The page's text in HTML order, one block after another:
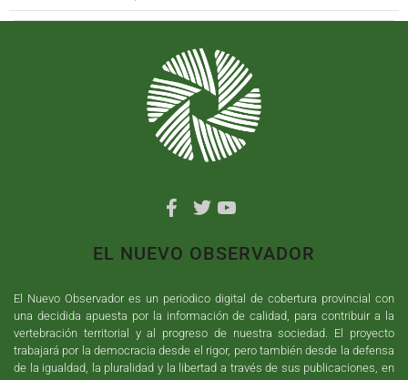
EL NUEVO OBSERVADOR
El Nuevo Observador es un periodico digital de cobertura provincial con
una decidida apuesta por la información de calidad, para contribuir a la
vertebración territorial y al progreso de nuestra sociedad. El proyecto
trabajará por la democracia desde el rigor, pero también desde la defensa
de la igualdad, la pluralidad y la libertad a través de sus publicaciones, en